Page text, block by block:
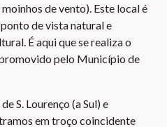
de vento). Este local é
de vista natural e
É aqui que se realiza o
pelo Município de
S. Lourenço (a Sul) e
em troço coincidente